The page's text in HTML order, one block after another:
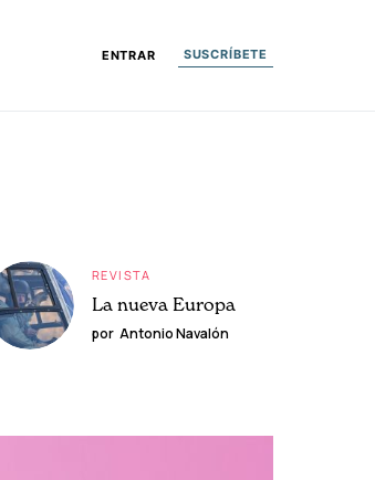
ENTRAR SUSCRÍBETE
REVISTA
La nueva Europa
por Antonio Navalón